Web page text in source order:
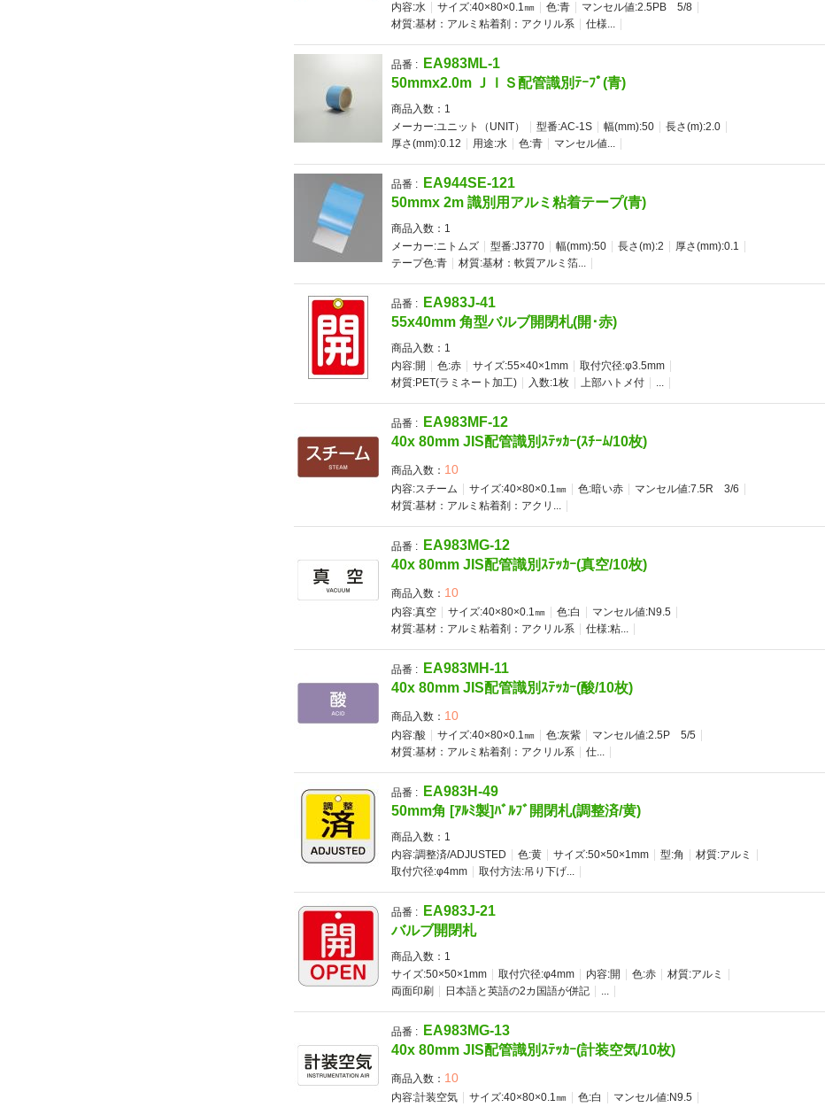
内容:水 サイズ:40×80×0.1㎜ 色:青
マンセル値:2.5PB 5/8
材質:基材：アルミ粘着剤：アクリル系
仕様...
品番 :
EA983ML-1
50mmx2.0m ＪＩＳ配管識別ﾃｰﾌﾟ(青)
商品入数： 1
メーカー:ユニット（UNIT）
型番:AC-1S 幅(mm):50
長さ(m):2.0
厚さ(mm):0.12
用途:水 色:青 マンセル値...
品番 :
EA944SE-121
50mmx 2m 識別用アルミ粘着テープ(青)
商品入数： 1
メーカー:ニトムズ
型番:J3770 幅(mm):50 長さ(m):2
厚さ(mm):0.1
テープ色:青
材質:基材：軟質アルミ箔...
品番 :
EA983J-41
55x40mm 角型バルブ開閉札(開･赤)
商品入数： 1
内容:開
色:赤 サイズ:55×40×1mm
取付穴径:φ3.5mm
材質:PET(ラミネート加工)
入数:1枚 上部ハトメ付 ...
品番 :
EA983MF-12
40x 80mm JIS配管識別ｽﾃｯｶｰ(ｽﾁｰﾑ/10枚)
商品入数： 10
内容:スチーム サイズ:40×80×0.1㎜ 色:暗い赤
マンセル値:7.5R 3/6
材質:基材：アルミ粘着剤：アクリ...
品番 :
EA983MG-12
40x 80mm JIS配管識別ｽﾃｯｶｰ(真空/10枚)
商品入数： 10
内容:真空 サイズ:40×80×0.1㎜ 色:白
マンセル値:N9.5
材質:基材：アルミ粘着剤：アクリル系
仕様:粘...
品番 :
EA983MH-11
40x 80mm JIS配管識別ｽﾃｯｶｰ(酸/10枚)
商品入数： 10
内容:酸 サイズ:40×80×0.1㎜ 色:灰紫
マンセル値:2.5P 5/5
材質:基材：アルミ粘着剤：アクリル系
仕...
品番 :
EA983H-49
50mm角 [ｱﾙﾐ製]ﾊﾞﾙﾌﾞ開閉札(調整済/黄)
商品入数： 1
内容:調整済/ADJUSTED
色:黄 サイズ:50×50×1mm 型:角
材質:アルミ
取付穴径:φ4mm
取付方法:吊り下げ...
品番 :
EA983J-21
バルブ開閉札
商品入数： 1
サイズ:50×50×1mm
取付穴径:φ4mm 内容:開 色:赤
材質:アルミ
両面印刷
日本語と英語の2カ国語が併記 ...
品番 :
EA983MG-13
40x 80mm JIS配管識別ｽﾃｯｶｰ(計装空気/10枚)
商品入数： 10
内容:計装空気 サイズ:40×80×0.1㎜ 色:白
マンセル値:N9.5